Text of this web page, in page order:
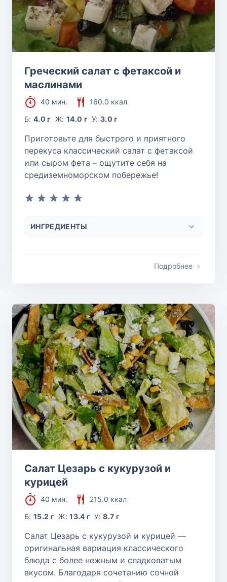
Греческий салат с фетаксой и
маслинами
40 мин.
160.0 ккал
Б:4.0 г Ж: 14.0 г У:3.0 г
Приготовьте для быстрого и приятного
перекуса классический салат с фетаксой
или сыром фета – ощутите себя на
средиземноморском побережье!
ИНГРЕДИЕНТЫ
Подробнее
Салат Цезарь с кукурузой и
курицей
40 мин.
215.0 ккал
Б:15.2 г Ж:13.4 г У:8.7 г
Салат Цезарь с кукурузой и курицей —
оригинальная вариация классического
блюда с более нежным и сладковатым
вкусом. Благодаря сочетанию сочной